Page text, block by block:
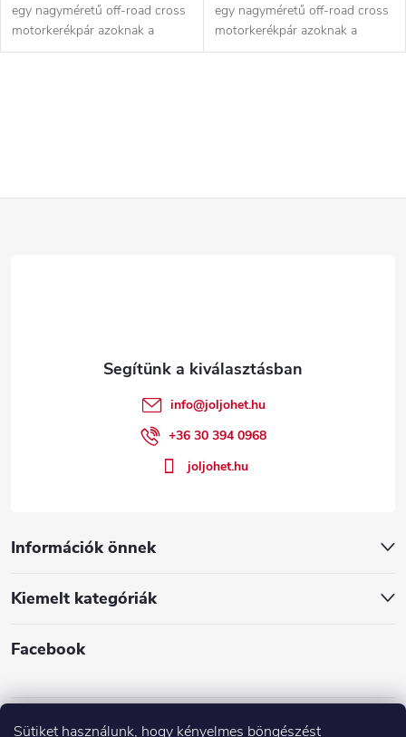
Sütiket használunk, hogy kényelmes böngészést
egy nagyméretű off-road cross
motorkerékpár azoknak a
motorosoknak, akik könnyű,
egy nagyméretű off-road cross
motorkerékpár azoknak a
motorosoknak, akik könnyű,
á
e
l
e
m
Információk önnek
Kiemelt kategóriák
Facebook
info@joljohet.hu
+36 30 394 0968
joljohet.hu